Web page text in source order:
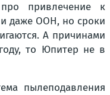
привлечение к
и даже ООН, но сроки
А причинами
то Юпитер не в
пылеподавления